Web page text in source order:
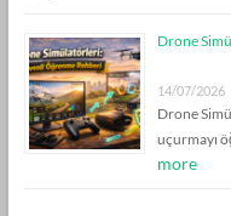
Drone
14/07/2026
Drone
uçurmayı
more